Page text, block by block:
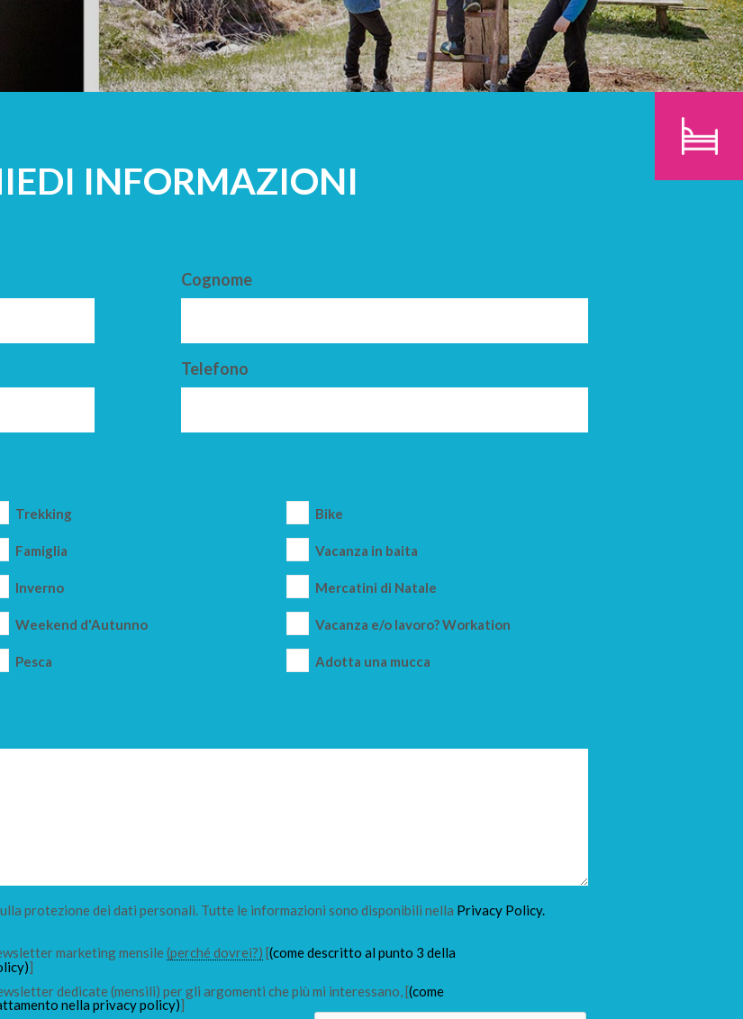
ADULTI BAMBINI
CERCA
INFORMAZIONI
Cognome
Telefono
Trekking Bike
Famiglia Vacanza in baita
Inverno Mercatini di Natale
Weekend d'Autunno Vacanza e/o lavoro? Workation
Pesca Adotta una mucca
protezione dei dati personali. Tutte le informazioni sono disponibili nella Privacy Policy.
marketing mensile (perché dovrei?) [(come descritto al punto 3 della
]
dedicate (mensili) per gli argomenti che più mi interessano, [(come
nella privacy policy)]